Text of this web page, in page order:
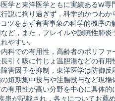
学と東洋医学ともに実績あるW
説に拘り過ぎず，科学的かつわ
ツをまず有害事象の科学的機序
ど，また，フレイルや誤嚥性肺
やすい.
内科での有用性，高齢者のポリフ
引く咳に竹じょ温胆湯などの有
害因子を抑制，東洋医学は防御
短期集中投与や注腸投与など現
の有用性が高い分野を中心に具体
患が記載され，各々についてお薦